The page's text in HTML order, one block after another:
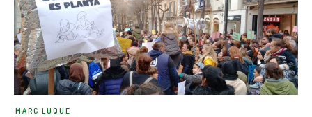
MARC LUQUE